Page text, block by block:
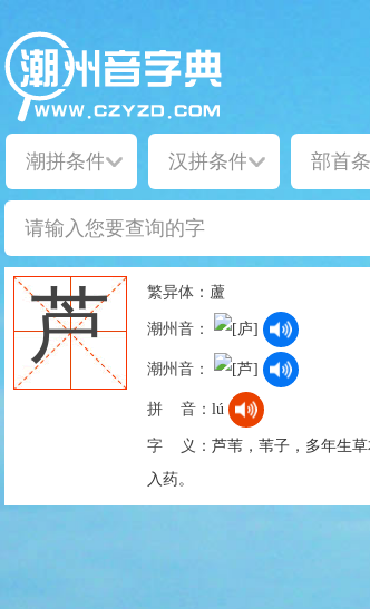
芦 繁异体： 蘆
潮州音：
潮州音：
拼 音： lú
字 义： 芦苇，苇子，多年生
入药。